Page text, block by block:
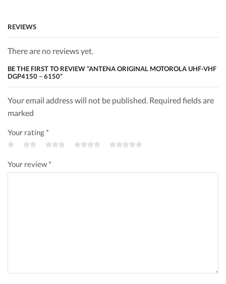
REVIEWS
There are no reviews yet.
BE THE FIRST TO REVIEW “ANTENA ORIGINAL MOTOROLA UHF-VHF
DGP4150 – 6150”
Your email address will not be published. Required fields are
marked
Your rating *
Your review*